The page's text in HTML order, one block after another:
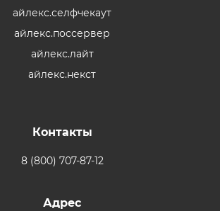
айлекс.селфчекаут
айлекс.поссервер
айлекс.лайт
айлекс.некст
Контакты
8 (800) 707-87-12
Адрес